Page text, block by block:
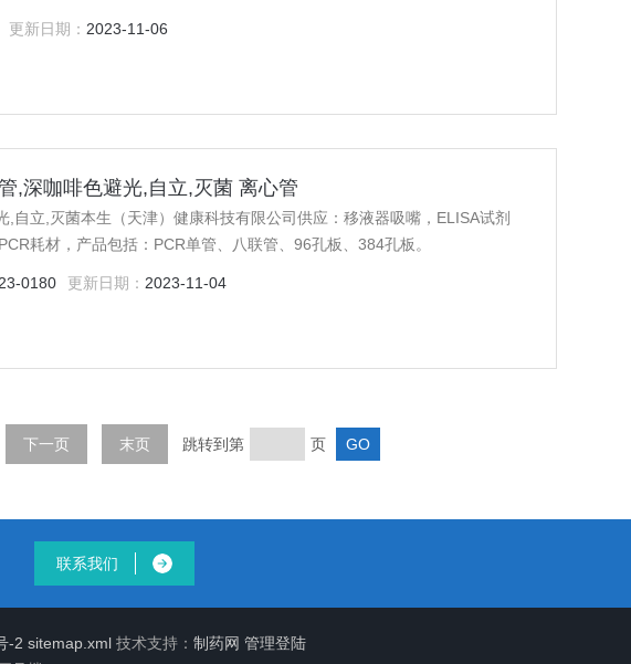
更新日期： 2023-11-06
,深咖啡色避光,自立,灭菌 离心管
,自立,灭菌本生（天津）健康科技有限公司供应：移液器吸嘴，ELISA试剂
耗材，产品包括：PCR单管、八联管、96孔板、384孔板。
23-0180 更新日期： 2023-11-04
下一页 末页 跳转到第 页
联系我们
-2 sitemap.xml 技术支持： 制药网 管理登陆